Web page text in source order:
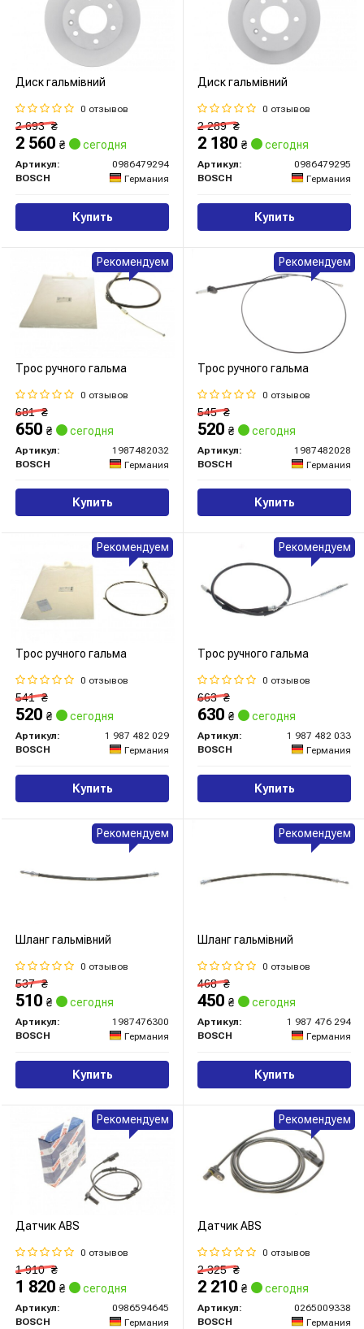
Диск гальмівний
0 отзывов
2 693₴
2 560 ₴ сегодня
Артикул:
0986479294
BOSCH
Германия
Купить
Диск гальмівний
0 отзывов
2 289₴
2 180 ₴ сегодня
Артикул:
0986479295
BOSCH
Германия
Купить
Трос ручного гальма
0 отзывов
681₴
650 ₴ сегодня
Артикул:
1987482032
BOSCH
Германия
Купить
Рекомендуем
Трос ручного гальма
0 отзывов
545₴
520 ₴ сегодня
Артикул:
1987482028
BOSCH
Германия
Купить
Рекомендуем
Трос ручного гальма
0 отзывов
541₴
520 ₴ сегодня
Артикул:
1 987 482 029
BOSCH
Германия
Купить
Рекомендуем
Трос ручного гальма
0 отзывов
663₴
630 ₴ сегодня
Артикул:
1 987 482 033
BOSCH
Германия
Купить
Рекомендуем
Шланг гальмівний
0 отзывов
537₴
510 ₴ сегодня
Артикул:
1987476300
BOSCH
Германия
Купить
Рекомендуем
Шланг гальмівний
0 отзывов
468₴
450 ₴ сегодня
Артикул:
1 987 476 294
BOSCH
Германия
Купить
Рекомендуем
Датчик ABS
0 отзывов
1 910₴
1 820 ₴ сегодня
Артикул:
0986594645
BOSCH
Германия
Рекомендуем
Датчик ABS
0 отзывов
2 325₴
2 210 ₴ сегодня
Артикул:
0265009338
BOSCH
Германия
Рекомендуем